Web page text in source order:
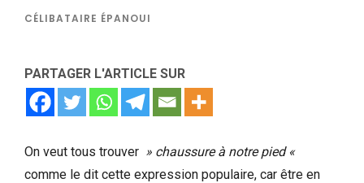
CÉLIBATAIRE ÉPANOUI
PARTAGER L'ARTICLE SUR
On veut tous trouver » chaussure à notre pied «
comme le dit cette expression populaire, car être en